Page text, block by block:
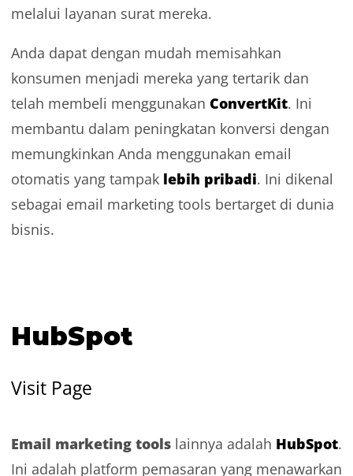
melalui layanan surat mereka.
Anda dapat dengan mudah memisahkan
konsumen menjadi mereka yang tertarik dan
telah membeli menggunakan ConvertKit. Ini
membantu dalam peningkatan konversi dengan
memungkinkan Anda menggunakan email
otomatis yang tampak lebih pribadi. Ini dikenal
sebagai email marketing tools bertarget di dunia
bisnis.
HubSpot
Visit Page
Email marketing toolslainnya adalah HubSpot.
Ini adalah platform pemasaran yang menawarkan